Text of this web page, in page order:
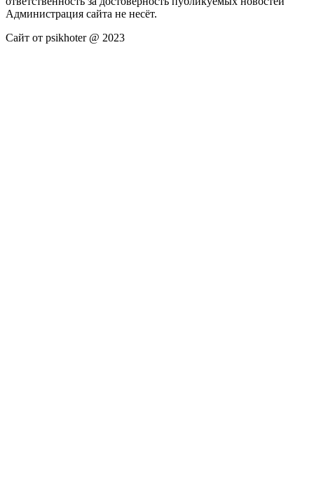
Администрация сайта не несёт.
Сайт от psikhoter @ 2023